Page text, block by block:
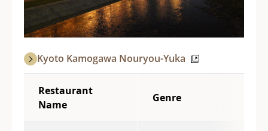
Kyoto Kamogawa Nouryou-Yuka
Restaurant
Name
Genre